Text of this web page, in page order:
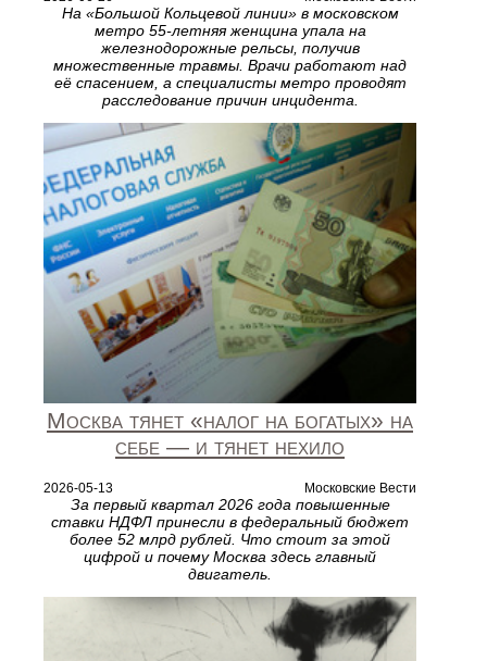
На «Большой Кольцевой линии» в московском
метро 55‑летняя женщина упала на
железнодорожные рельсы, получив
множественные травмы. Врачи работают над
её спасением, а специалисты метро проводят
расследование причин инцидента.
Москва тянет «налог на богатых» на
себе — и тянет нехило
2026-05-13 Московские Вести
За первый квартал 2026 года повышенные
ставки НДФЛ принесли в федеральный бюджет
более 52 млрд рублей. Что стоит за этой
цифрой и почему Москва здесь главный
двигатель.